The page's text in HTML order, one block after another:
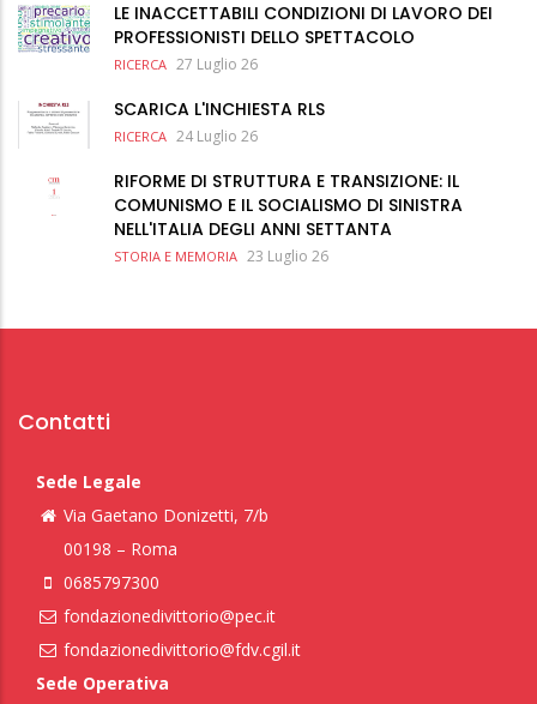
LE INACCETTABILI CONDIZIONI DI LAVORO DEI
PROFESSIONISTI DELLO SPETTACOLO
RICERCA 27 Luglio 26
SCARICA L'INCHIESTA RLS
RICERCA 24 Luglio 26
RIFORME DI STRUTTURA E TRANSIZIONE: IL
COMUNISMO E IL SOCIALISMO DI SINISTRA
NELL'ITALIA DEGLI ANNI SETTANTA
STORIA E MEMORIA 23 Luglio 26
Contatti
Sede Legale
Via Gaetano Donizetti, 7/b
00198 – Roma
0685797300
fondazionedivittorio@pec.it
fondazionedivittorio@fdv.cgil.it
Sede Operativa